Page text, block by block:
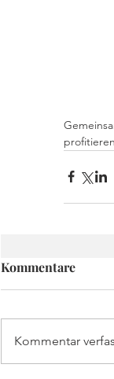
Kommentare
Kommentar